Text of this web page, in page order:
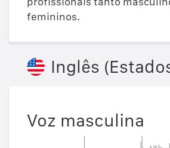
femininos.
Inglês
Voz masculina